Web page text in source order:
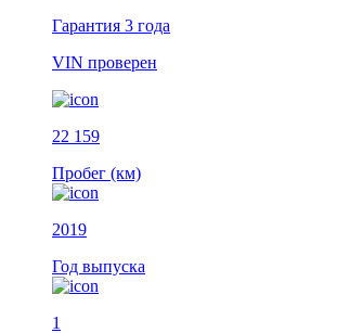
Гарантия 3 года
VIN проверен
22 159
Пробег (км)
2019
Год выпуска
1